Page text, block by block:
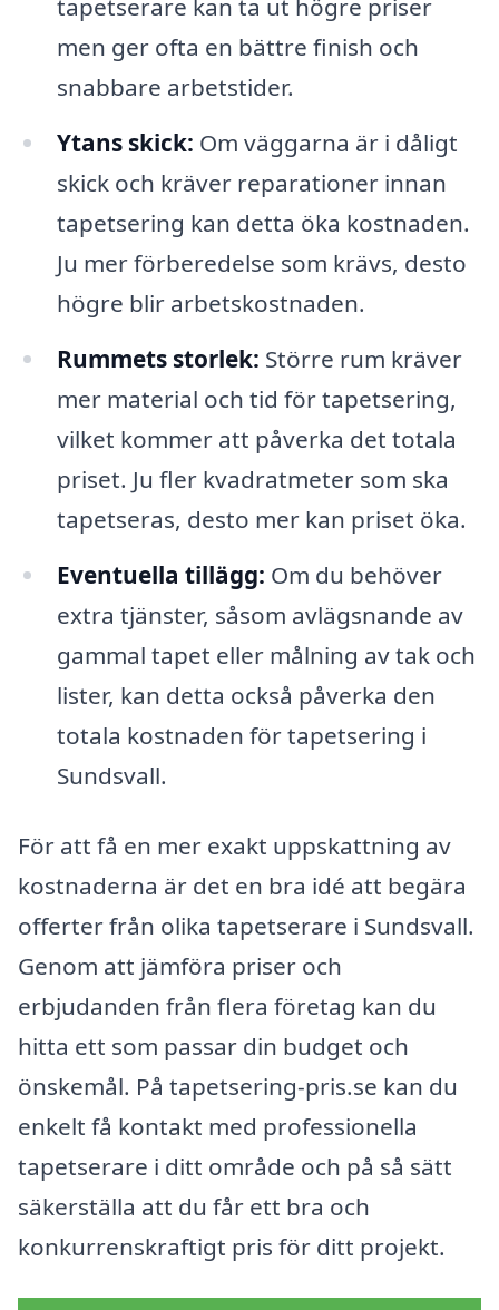
tapetserare kan ta ut högre priser
men ger ofta en bättre finish och
snabbare arbetstider.
Ytans skick: Om väggarna är i dåligt
skick och kräver reparationer innan
tapetsering kan detta öka kostnaden.
Ju mer förberedelse som krävs, desto
högre blir arbetskostnaden.
Rummets storlek: Större rum kräver
mer material och tid för tapetsering,
vilket kommer att påverka det totala
priset. Ju fler kvadratmeter som ska
tapetseras, desto mer kan priset öka.
Eventuella tillägg: Om du behöver
extra tjänster, såsom avlägsnande av
gammal tapet eller målning av tak och
lister, kan detta också påverka den
totala kostnaden för tapetsering i
Sundsvall.
För att få en mer exakt uppskattning av
kostnaderna är det en bra idé att begära
offerter från olika tapetserare i Sundsvall.
Genom att jämföra priser och
erbjudanden från flera företag kan du
hitta ett som passar din budget och
önskemål. På tapetsering-pris.se kan du
enkelt få kontakt med professionella
tapetserare i ditt område och på så sätt
säkerställa att du får ett bra och
konkurrenskraftigt pris för ditt projekt.